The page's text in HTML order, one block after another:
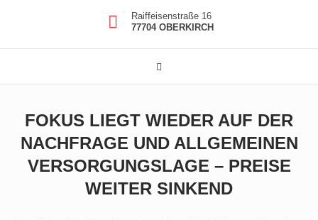
Raiffeisenstraße 16
77704 OBERKIRCH
FOKUS LIEGT WIEDER AUF DER
NACHFRAGE UND ALLGEMEINEN
VERSORGUNGSLAGE – PREISE
WEITER SINKEND